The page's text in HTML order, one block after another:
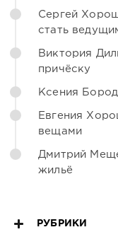
Сергей
стать
Виктория
причёску
Ксения
Евгения
вещами
Дмитрий
жильё
РУБРИКИ